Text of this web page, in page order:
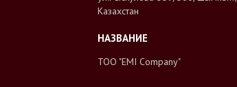
Казахстан
ТОО "EMI Company"